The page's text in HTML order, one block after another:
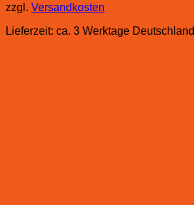
zzgl. Versandkosten
Lieferzeit: ca. 3 Werktage Deutschland